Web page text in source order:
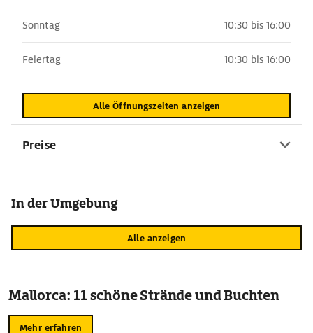
Sonntag 10:30 bis 16:00
Feiertag 10:30 bis 16:00
Alle Öffnungszeiten anzeigen
Preise
In der Umgebung
Alle anzeigen
Mallorca: 11 schöne Strände und Buchten
Mehr erfahren